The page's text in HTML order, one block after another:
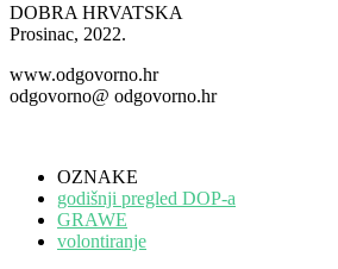
DOBRA HRVATSKA
Prosinac, 2022.
www.odgovorno.hr
odgovorno@ odgovorno.hr
OZNAKE
godišnji pregled DOP-a
GRAWE
volontiranje